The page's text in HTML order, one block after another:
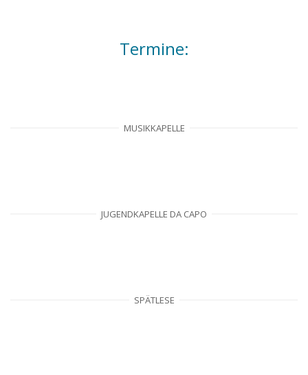
Termine:
MUSIKKAPELLE
JUGENDKAPELLE DA CAPO
SPÄTLESE